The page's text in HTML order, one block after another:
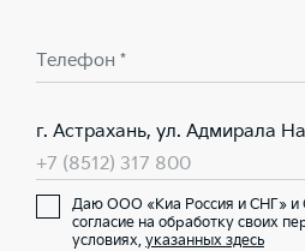
Телефон *
г. Астрахань, ул. Адмирала
+7 (8512) 317 800
Даю ООО «Киа Россия и СНГ»
согласие на обработку своих
условиях, указанных здесь